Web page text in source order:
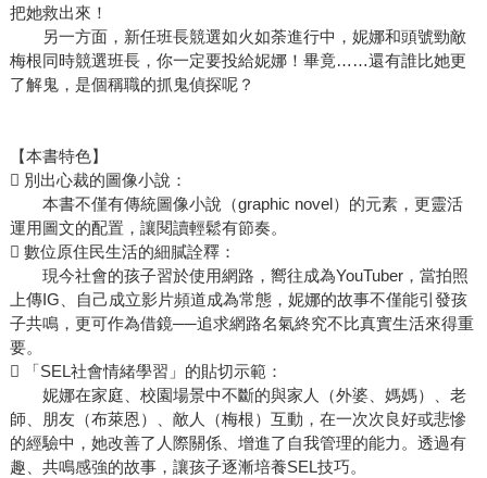
把她救出來！
另一方面，新任班長競選如火如荼進行中，妮娜和頭號勁敵
梅根同時競選班長，你一定要投給妮娜！畢竟……還有誰比她更
了解鬼，是個稱職的抓鬼偵探呢？
【本書特色】
 別出心裁的圖像小說：
本書不僅有傳統圖像小說（graphic novel）的元素，更靈活
運用圖文的配置，讓閱讀輕鬆有節奏。
 數位原住民生活的細膩詮釋：
現今社會的孩子習於使用網路，嚮往成為YouTuber，當拍照
上傳IG、自己成立影片頻道成為常態，妮娜的故事不僅能引發孩
子共鳴，更可作為借鏡──追求網路名氣終究不比真實生活來得重
要。
 「SEL社會情緒學習」的貼切示範：
妮娜在家庭、校園場景中不斷的與家人（外婆、媽媽）、老
師、朋友（布萊恩）、敵人（梅根）互動，在一次次良好或悲慘
的經驗中，她改善了人際關係、增進了自我管理的能力。透過有
趣、共鳴感強的故事，讓孩子逐漸培養SEL技巧。